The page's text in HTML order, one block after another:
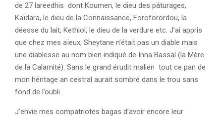
de 27 lareedhis dont Koumen, le dieu des pâturages,
Kaïdara, le dieu de la Connaissance, Foroforordou, la
déesse du lait, Kethiol, le dieu de la verdure etc. J’ai appris
que chez mes aïeux, Sheytane n’était pas un diable mais
une diablesse au nom bien indiqué de Inna Bassal (la Mère
de la Calamité). Sans le grand érudit malien tout ce pan de
mon héritage an cestral aurait sombré dans le trou sans
fond de l’oubli .
J’envie mes compatriotes bagas d’avoir encore leur